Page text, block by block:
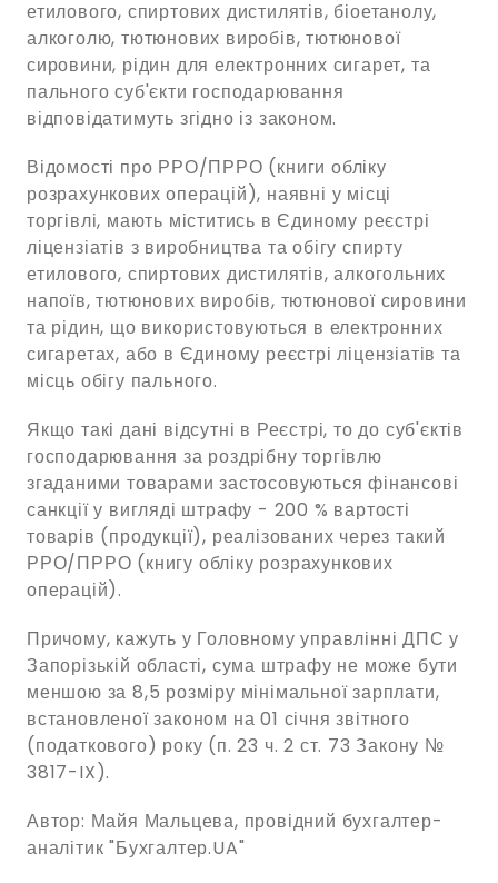
етилового, спиртових дистилятів, біоетанолу,
алкоголю, тютюнових виробів, тютюнової
сировини, рідин для електронних сигарет, та
пального суб'єкти господарювання
відповідатимуть згідно із законом.
Відомості про РРО/ПРРО (книги обліку
розрахункових операцій), наявні у місці
торгівлі, мають міститись в Єдиному реєстрі
ліцензіатів з виробництва та обігу спирту
етилового, спиртових дистилятів, алкогольних
напоїв, тютюнових виробів, тютюнової сировини
та рідин, що використовуються в електронних
сигаретах, або в Єдиному реєстрі ліцензіатів та
місць обігу пального.
Якщо такі дані відсутні в Реєстрі, то до суб'єктів
господарювання за роздрібну торгівлю
згаданими товарами застосовуються фінансові
санкції у вигляді штрафу - 200 % вартості
товарів (продукції), реалізованих через такий
РРО/ПРРО (книгу обліку розрахункових
операцій).
Причому, кажуть у Головному управлінні ДПС у
Запорізькій області, сума штрафу не може бути
меншою за 8,5 розміру мінімальної зарплати,
встановленої законом на 01 січня звітного
(податкового) року (п. 23 ч. 2 ст. 73 Закону №
3817-IX).
Автор: Майя Мальцева, провідний бухгалтер-
аналітик "Бухгалтер.UA"